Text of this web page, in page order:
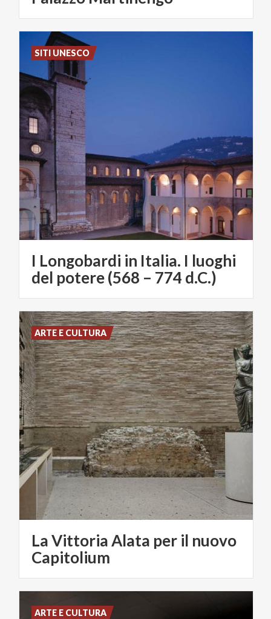
I Longobardi in Italia. I luoghi
del potere (568 – 774 d.C.)
SITI UNESCO
La Vittoria Alata per il nuovo
Capitolium
ARTE E CULTURA
ARTE E CULTURA